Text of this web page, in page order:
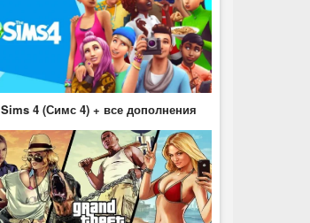
Sims 4 (Симс 4) + все дополнения